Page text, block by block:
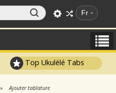
Fr
Top Ukulélé Tabs
Ajouter tablature